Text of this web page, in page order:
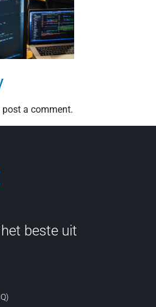
post a comment.
beste uit